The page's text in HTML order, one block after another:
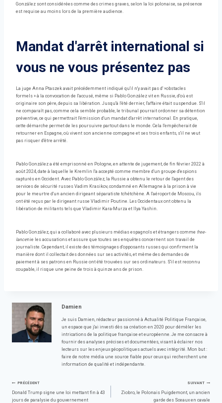
González sont considérées comme des crimes graves, selon la loi polonaise, sa présence
est requise au moins lors de la première audience.
Mandat d'arrêt international si
vous ne vous présentez pas
La juge Anna Ptaszek avait précédemment indiqué qu'il n'y avait pas d' »obstacles
formels » à la convocation de l'accusé, même si Pablo González vit en Russie, d'où est
originaire son père, depuis sa libération. Jusqu'à l'été dernier, l'affaire était suspendue. S'il
ne comparaît pas, comme cela semble probable, le tribunal pourrait ordonner sa détention
préventive, ce qui permettrait l'émission d'un mandat d'arrêt international. En pratique,
cette démarche permet de les poursuivre partout dans le monde. Cela l'empêcherait de
retourner en Espagne, où vivent son ancienne compagne et ses trois enfants, s'il ne veut
pas risquer d'être arrêté.
Pablo González a été emprisonné en Pologne, en attente de jugement, de fin février 2022 à
août 2024, date à laquelle le Kremlin l'a accepté comme membre d'un groupe d'espions
capturés en Occident. Avec Pablo González, la Russie a obtenu le retour de l'agent des
services de sécurité russes Vadim Krasikov, condamné en Allemagne à la prison à vie
pour le meurtre d'un ancien dirigeant séparatiste tchétchène. A l'aéroport de Moscou, ils
ont été reçus par le dirigeant russe Vladimir Poutine. Les Occidentaux ont obtenu la
libération de militants tels que Vladimir Kara-Murza et Ilya Yashin.
Pablo González, qui a collaboré avec plusieurs médias espagnols et étrangers comme free-
lancenie les accusations et assure que toutes ses enquêtes concernent son travail de
journaliste. Cependant, il existe des témoignages d'opposants russes qui confirment la
manière dont il collectait des données sur ses activités, et même des demandes de
paiement à ses patrons en Russie ont été trouvées sur ses ordinateurs. S'il est reconnu
coupable, il risque une peine de trois à quinze ans de prison.
Damien
Je suis Damien, rédacteur passionné à Actualité Politique Française,
un espace que j'ai investi dès sa création en 2020 pour démêler les
intrications de la politique française et européenne. Je me consacre à
fournir des analyses précises et documentées, visant à éclairer nos
lecteurs sur les enjeux géopolitiques actuels avec intégrité. Mon but :
faire de notre média une source fiable pour ceux qui recherchent une
information de qualité et indépendante.
Navigation
PRÉCÉDENT
Donald Trump signe une loi mettant fin à 43
jours de paralysie du gouvernement
SUIVANT
Ziobro, le Polonais Puigdemont, un ancien
garde des Sceaux en cavale